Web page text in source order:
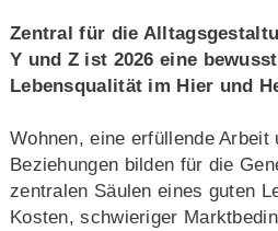
Zentral für die
Y und Z ist 2026 eine
Lebensqualität im Hier und
Wohnen, eine erfüllende Arbeit
Beziehungen bilden für die
zentralen Säulen eines guten
Kosten, schwieriger